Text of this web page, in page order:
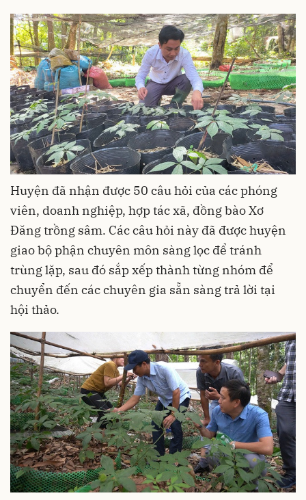
Huyện đã nhận được 50 câu hỏi của các phóng
viên, doanh nghiệp, hợp tác xã, đồng bào Xơ
Đăng trồng sâm. Các câu hỏi này đã được huyện
giao bộ phận chuyên môn sàng lọc để tránh
trùng lặp, sau đó sắp xếp thành từng nhóm để
chuyển đến các chuyên gia sẵn sàng trả lời tại
hội thảo.